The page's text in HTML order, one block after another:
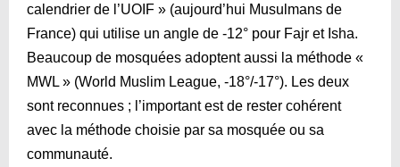
calendrier de l’UOIF » (aujourd’hui Musulmans de
France) qui utilise un angle de ‑12° pour Fajr et Isha.
Beaucoup de mosquées adoptent aussi la méthode «
MWL » (World Muslim League, ‑18°/-17°). Les deux
sont reconnues ; l’important est de rester cohérent
avec la méthode choisie par sa mosquée ou sa
communauté.